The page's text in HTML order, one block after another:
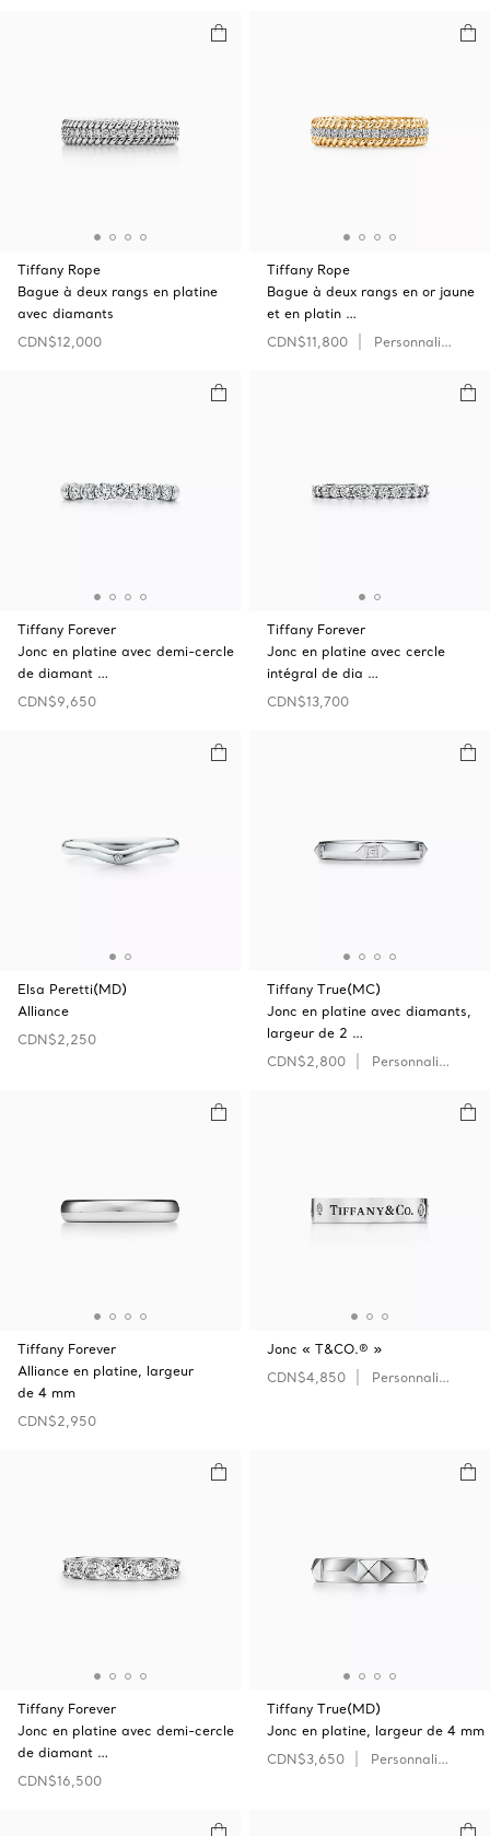
Tiffany Rope
Bague à deux rangs en platine
avec diamants
CDN$12,000
Tiffany Rope
Bague à deux rangs en or jaune
et en platin …
CDN$11,800
Personnaliser
Tiffany Forever
Jonc en platine avec demi-cercle
de diamant …
CDN$9,650
Tiffany Forever
Jonc en platine avec cercle
intégral de dia …
CDN$13,700
Elsa Peretti(MD)
Alliance
CDN$2,250
Tiffany True(MC)
Jonc en platine avec diamants,
largeur de 2 …
CDN$2,800
Personnaliser
Tiffany Forever
Alliance en platine, largeur
de 4 mm
CDN$2,950
Jonc « T&CO.® »
CDN$4,850
Personnaliser
Tiffany Forever
Jonc en platine avec demi-cercle
de diamant …
CDN$16,500
Tiffany True(MD)
Jonc en platine, largeur de 4 mm
CDN$3,650
Personnaliser